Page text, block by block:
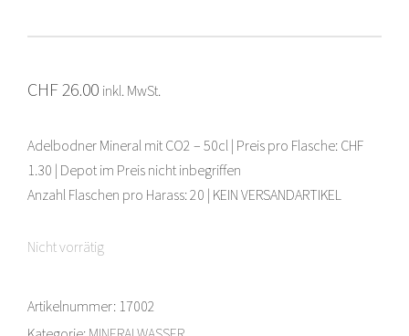
CHF26.00 inkl. MwSt.
Adelbodner Mineral mit CO2 – 50cl | Preis pro Flasche: CHF
1.30 | Depot im Preis nicht inbegriffen
Anzahl Flaschen pro Harass: 20 | KEIN VERSANDARTIKEL
Nicht vorrätig
Artikelnummer: 17002